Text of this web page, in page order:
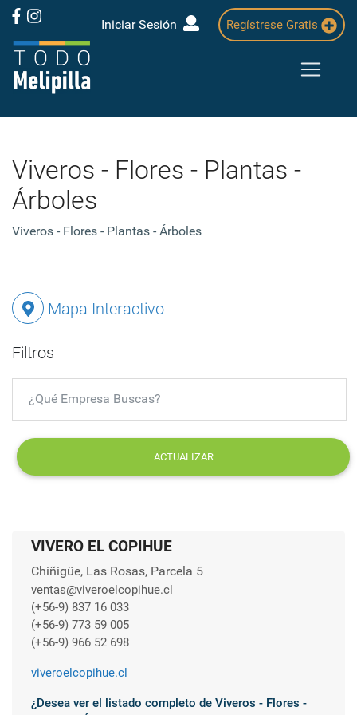
Iniciar Sesión Regístrese Gratis
Viveros - Flores - Plantas -
Árboles
Viveros - Flores - Plantas - Árboles
Mapa Interactivo
Filtros
ACTUALIZAR
VIVERO EL COPIHUE
Chiñigüe, Las Rosas, Parcela 5
ventas@viveroelcopihue.cl
(+56-9) 837 16 033
(+56-9) 773 59 005
(+56-9) 966 52 698
viveroelcopihue.cl
¿Desea ver el listado completo de Viveros - Flores -